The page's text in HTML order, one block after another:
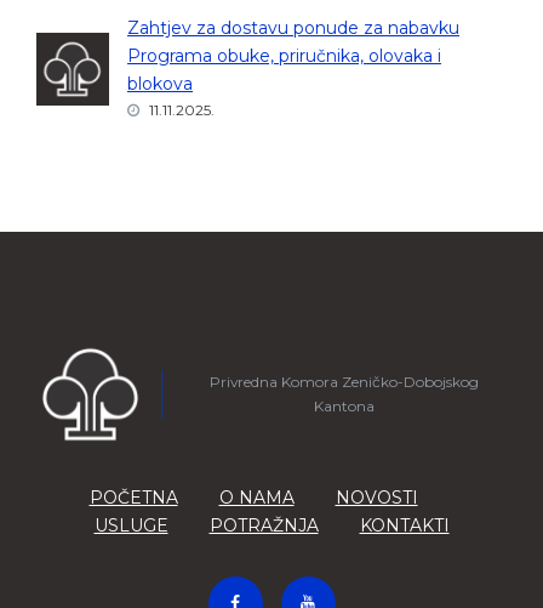
Zahtjev za dostavu ponude za nabavku
Programa obuke, priručnika, olovaka i
blokova
11.11.2025.
Privredna Komora Zeničko-Dobojskog
Kantona
POČETNA O NAMA
NOVOSTI
USLUGE
POTRAŽNJA KONTAKTI